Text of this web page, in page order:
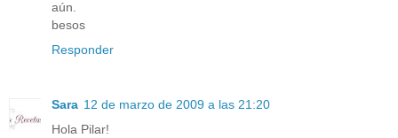
aún.
besos
Responder
Sara 12 de marzo de 2009 a las 21:20
Hola Pilar!